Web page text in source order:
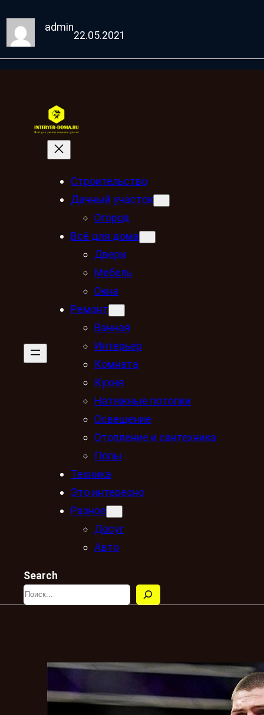
admin
22.05.2021
Строительство
Дачный участок
Огород
Всё для дома
Двери
Мебель
Окна
Ремонт
Ванная
Интерьер
Комната
Кухня
Натяжные потолки
Освещение
Отопление и сантехника
Полы
Техника
Это интересно
Разное
Досуг
Авто
Search